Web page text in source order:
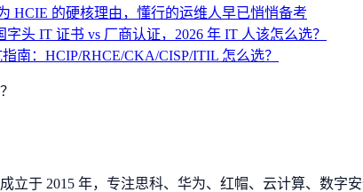
HCIE 的硬核理由，懂行的运维人早已悄悄备考
头 IT 证书 vs 厂商认证，2026 年 IT 人该怎么选？
南：HCIP/RHCE/CKA/CISP/ITIL 怎么选？
立于 2015 年，专注思科、华为、红帽、云计算、数字